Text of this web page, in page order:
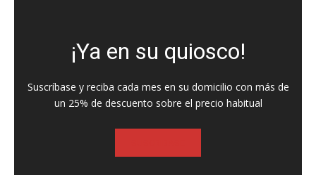
¡Ya en su quiosco!
Suscríbase y reciba cada mes en su domicilio con más de
un 25% de descuento sobre el precio habitual